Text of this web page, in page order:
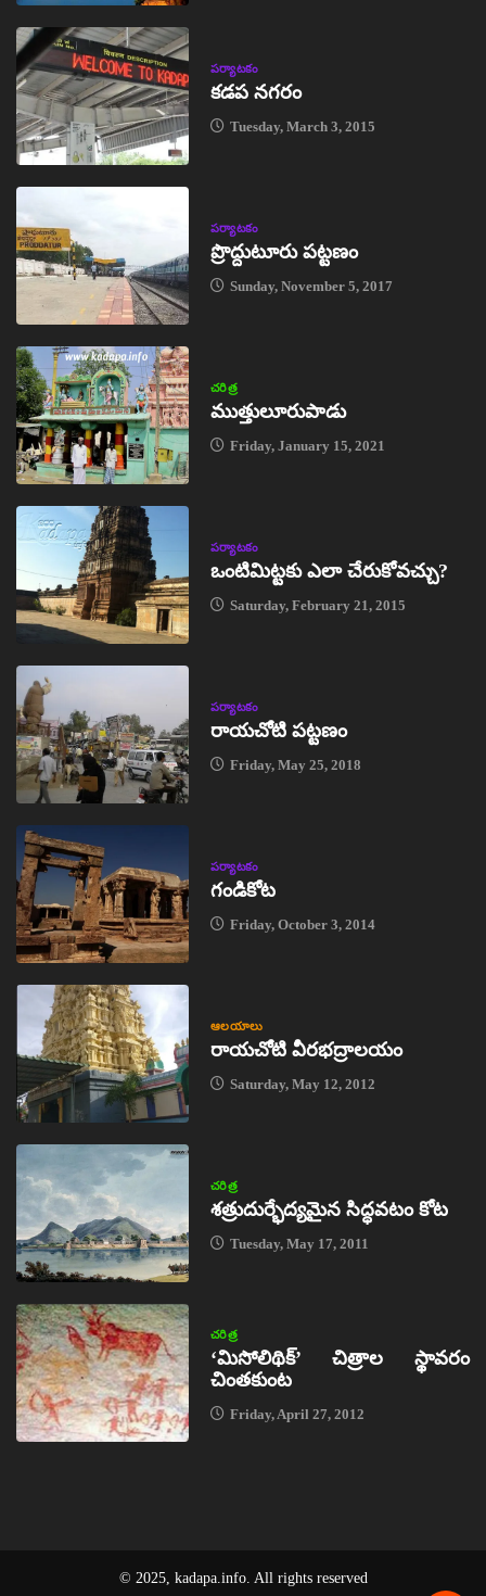
పర్యాటకం
కడప నగరం
Tuesday, March 3, 2015
పర్యాటకం
ప్రొద్దుటూరు పట్టణం
Sunday, November 5, 2017
చరిత్ర
ముత్తులూరుపాడు
Friday, January 15, 2021
పర్యాటకం
ఒంటిమిట్టకు ఎలా చేరుకోవచ్చు?
Saturday, February 21, 2015
పర్యాటకం
రాయచోటి పట్టణం
Friday, May 25, 2018
పర్యాటకం
గండికోట
Friday, October 3, 2014
ఆలయాలు
రాయచోటి వీరభద్రాలయం
Saturday, May 12, 2012
చరిత్ర
శత్రుదుర్భేద్యమైన సిద్ధవటం కోట
Tuesday, May 17, 2011
చరిత్ర
‘మిసోలిథిక్‌’ చిత్రాల స్థావరం
చింతకుంట
Friday, April 27, 2012
© 2025, kadapa.info. All rights reserved